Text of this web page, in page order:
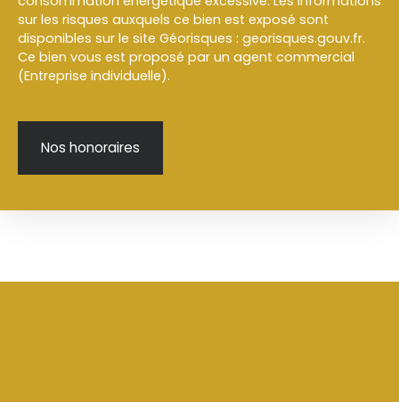
sur les risques auxquels ce bien est exposé sont
disponibles sur le site Géorisques : georisques.gouv.fr.
Ce bien vous est proposé par un agent commercial
(Entreprise individuelle).
Nos honoraires